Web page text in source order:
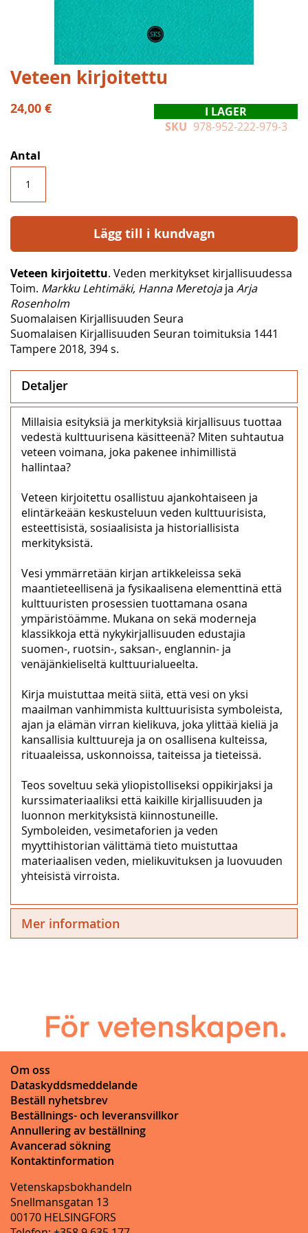
Hoppa
till
början
av
Veteen kirjoitettu
24,00 €
I LAGER
SKU 978-952-222-979-3
Antal
Lägg till i kundvagn
Veteen kirjoitettu. Veden merkitykset kirjallisuudessa
Toim. Markku Lehtimäki, Hanna Meretojaja Arja
Rosenholm
Suomalaisen Kirjallisuuden Seura
Suomalaisen Kirjallisuuden Seuran toimituksia 1441
Tampere 2018, 394 s.
Detaljer
Millaisia esityksiä ja merkityksiä kirjallisuus tuottaa
vedestä kulttuurisena käsitteenä? Miten suhtautua
veteen voimana, joka pakenee inhimillistä
hallintaa?
Veteen kirjoitettu osallistuu ajankohtaiseen ja
elintärkeään keskusteluun veden kulttuurisista,
esteettisistä, sosiaalisista ja historiallisista
merkityksistä.
Vesi ymmärretään kirjan artikkeleissa sekä
maantieteellisenä ja fysikaalisena elementtinä että
kulttuuristen prosessien tuottamana osana
ympäristöämme. Mukana on sekä moderneja
klassikkoja että nykykirjallisuuden edustajia
suomen-, ruotsin-, saksan-, englannin- ja
venäjänkieliseltä kulttuurialueelta.
Kirja muistuttaa meitä siitä, että vesi on yksi
maailman vanhimmista kulttuurisista symboleista,
ajan ja elämän virran kielikuva, joka ylittää kieliä ja
kansallisia kulttuureja ja on osallisena kulteissa,
rituaaleissa, uskonnoissa, taiteissa ja tieteissä.
Teos soveltuu sekä yliopistolliseksi oppikirjaksi ja
kurssimateriaaliksi että kaikille kirjallisuuden ja
luonnon merkityksistä kiinnostuneille.
Symboleiden, vesimetaforien ja veden
myyttihistorian välittämä tieto muistuttaa
materiaalisen veden, mielikuvituksen ja luovuuden
yhteisistä virroista.
Mer information
Om oss
Dataskyddsmeddelande
Beställ nyhetsbrev
Beställnings- och leveransvillkor
Annullering av beställning
Avancerad sökning
Kontaktinformation
Vetenskapsbokhandeln
Snellmansgatan 13
00170 HELSINGFORS